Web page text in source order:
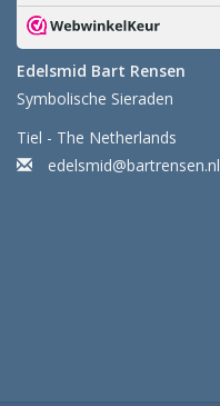
Edelsmid Bart Rensen
Symbolische Sieraden
Tiel - The Netherlands
edelsmid@bartrensen.nl